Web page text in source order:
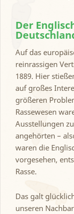
Der
Auf das
reinrassigen
1889. Hier
auf großes
größeren
Rassewesen
Ausstellungen
angehörten –
waren die
vorgesehen,
Rasse.
Das galt
unseren